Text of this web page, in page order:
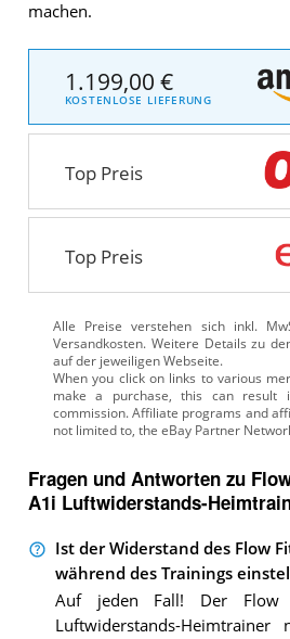
machen.
1.199,00 €
KOSTENLOSE LIEFERUNG
Top Preis
Top Preis
Alle Preise verstehen sich inkl.
Versandkosten. Weitere Details zu
auf der jeweiligen Webseite.
Fragen und Antworten zu
A1i Luftwiderstands-
Ist der Widerstand des Flow
während des Trainings
Auf jeden Fall! Der Flow
Luftwiderstands-